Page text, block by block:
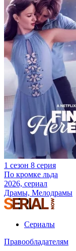
1 сезон 8 серия
По кромке льда
2026, сериал
Драмы, Мелодрамы
Сериалы
Правообладателям